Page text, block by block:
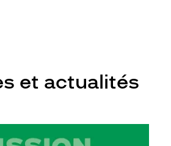
et actualités